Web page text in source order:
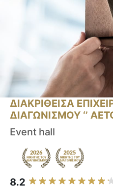
ΔΙΑΚΡΙΘΕΙΣΑ
ΔΙΑΓΩΝΙΣΜΟΥ ‘’
Event hall
8.2